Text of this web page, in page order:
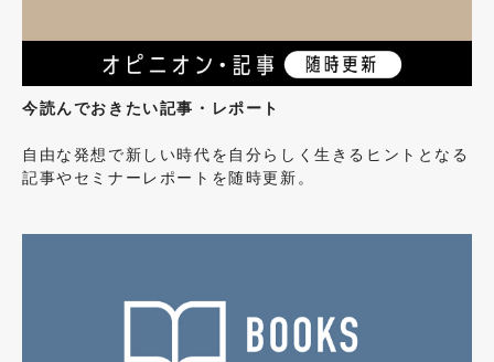
今読んでおきたい記事・レポート
自由な発想で新しい時代を自分らしく生きるヒントとなる
記事やセミナーレポートを随時更新。